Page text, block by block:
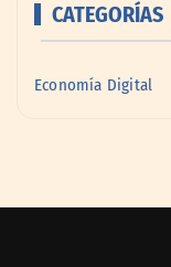
CATEGORÍAS
Economía Digital